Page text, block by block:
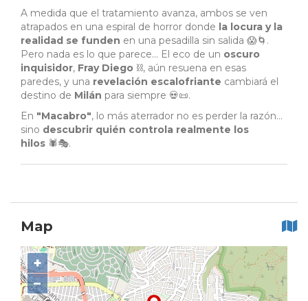
A medida que el tratamiento avanza, ambos se ven
atrapados en una espiral de horror donde la locura y la
realidad se funden en una pesadilla sin salida 😱🌀.
Pero nada es lo que parece... El eco de un oscuro
inquisidor, Fray Diego ⛓️, aún resuena en esas
paredes, y una revelación escalofriante cambiará el
destino de Milán para siempre 💀📜.
En "Macabro", lo más aterrador no es perder la razón…
sino descubrir quién controla realmente los
hilos 🕷️🎭.
Map
+
−